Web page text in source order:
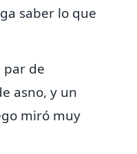
saber lo que
par de
asno, y un
miró muy